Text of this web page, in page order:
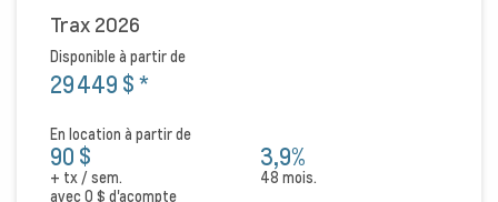
Trax 2026
Disponible à partir de
29 449 $*
En location à partir de
90 $
+ tx / sem.
3,9%
48 mois.
avec0 $ d'acompte